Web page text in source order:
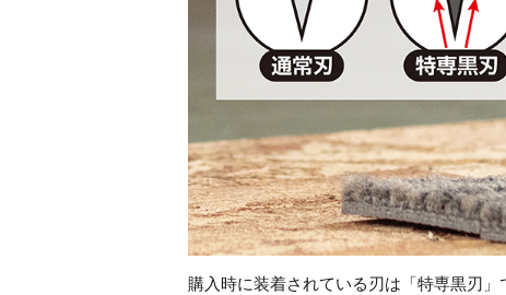
購入時に装着されている刃は「特専黒刃